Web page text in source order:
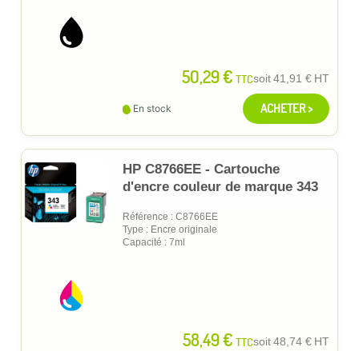
50,29 € TTCsoit41,91 € HT
En stock ACHETER >
HP C8766EE - Cartouche
d'encre couleur de marque 343
Référence : C8766EE
Type : Encre originale
Capacité : 7ml
58,49 € TTCsoit48,74 € HT